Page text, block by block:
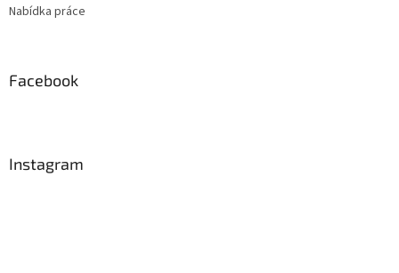
Nabídka práce
Facebook
Instagram